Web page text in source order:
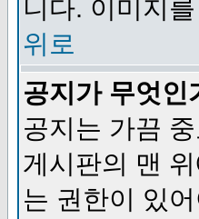
니다. 이미지
위로
공지가 무엇인
공지는 가끔
게시판의 맨
는 권한이 있